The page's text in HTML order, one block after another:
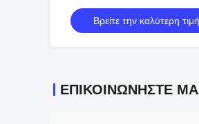
Αέρα Αέριο
Βρείτε την καλύτερη τιμή